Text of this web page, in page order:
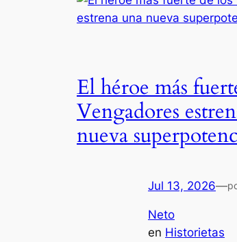
El héroe más
Vengadores
nueva
Jul 13, 2026—
Neto
en Historietas